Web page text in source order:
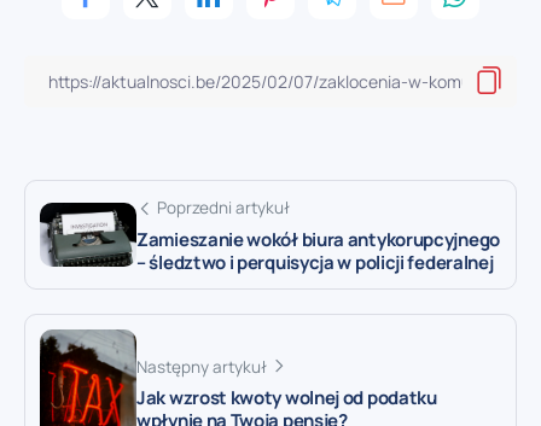
Poprzedni artykuł
Zamieszanie wokół biura antykorupcyjnego
– śledztwo i perquisycja w policji federalnej
Następny artykuł
Jak wzrost kwoty wolnej od podatku